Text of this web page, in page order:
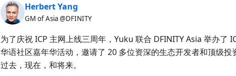
Herbert Yang
GM of Asia @DFINITY
为了庆祝 ICP 主网上线三周年，Yuku 联合 DFINITY Asia 举办了
华语社区嘉年华活动，邀请了 20 多位资深的生态开发者和顶级投
过去，现在，和将来。